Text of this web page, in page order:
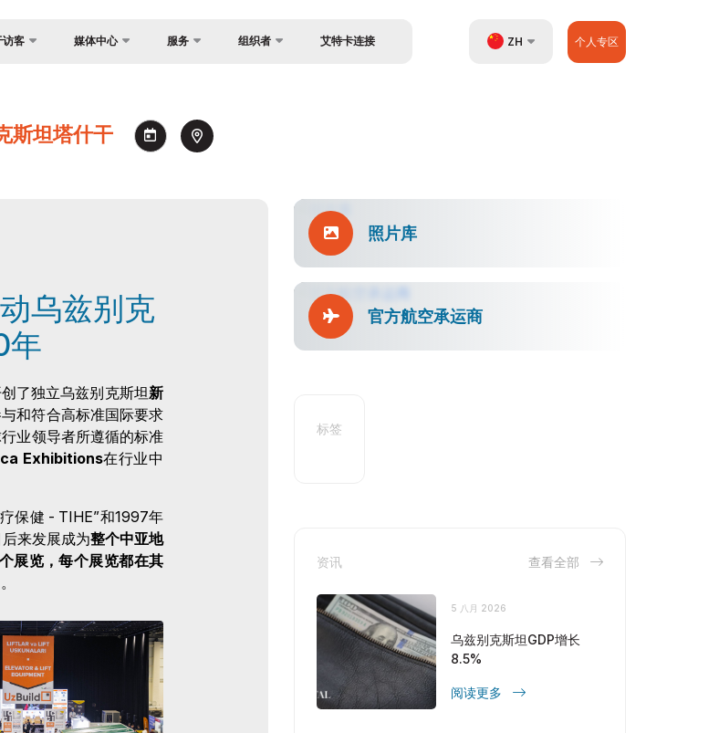
访客 媒体中心 服务
官方旅行社
组织者 艾特卡连接 ZH 个人专区
斯坦塔什干
乌兹别克
年
创了独立乌兹别克斯坦新
和符合高标准国际要求
行业领导者所遵循的标准
Exhibitions在行业中
保健 - TIHE”和1997年
来发展成为整个中亚地
展览，每个展览都在其
照片库
官方航空承运商
标签
资讯 查看全部
5 八月 2026
乌兹别克斯坦GDP增长
8.5%
阅读更多